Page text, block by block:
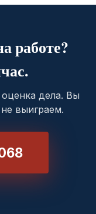
работе?
дела. Вы
выиграем.